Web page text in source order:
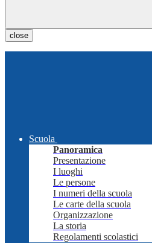
close
Scuola
Panoramica
Presentazione
I luoghi
Le persone
I numeri della scuola
Le carte della scuola
Organizzazione
La storia
Regolamenti scolastici